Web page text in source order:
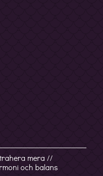
mera //
och balans